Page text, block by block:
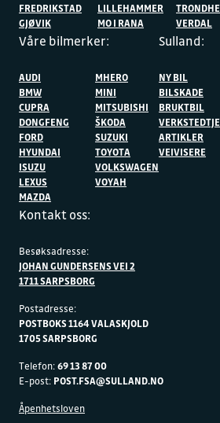
FREDRIKSTAD
GJØVIK
LILLEHAMMER
MO I RANA
VERDAL
Våre bilmerker:
AUDI
BMW
CUPRA
DONGFENG
FORD
HYUNDAI
ISUZU
LEXUS
MAZDA
MHERO
MINI
MITSUBISHI
ŠKODA
SUZUKI
TOYOTA
VOLKSWAGEN
VOYAH
Sulland:
NY BIL
BILSKADE
BRUKTBIL
ARTIKLER
VEIVISERE
Kontakt oss:
Besøksadresse:
JOHAN GUNDERSENS VEI 2
1711 SARPSBORG
Postadresse:
POSTBOKS 1164 VALASKJOLD
1705 SARPSBORG
Telefon:69 13 87 00
E-post: POST.FSA@SULLAND.NO
Åpenhetsloven